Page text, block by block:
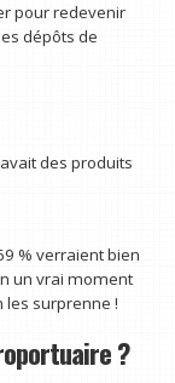
pour redevenir
dépôts de
des produits
% verraient bien
un vrai moment
les surprenne !
?